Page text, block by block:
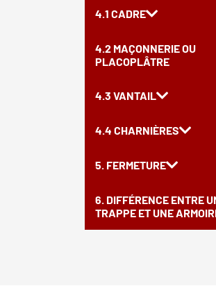
4.1 CADRE
4.2 MAÇONNERIE OU
PLACOPLÂTRE
4.3 VANTAIL
4.4 CHARNIÈRES
5. FERMETURE
6. DIFFÉRENCE ENTRE
TRAPPE ET UNE